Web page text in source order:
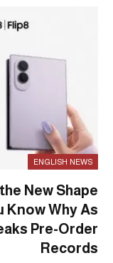
ENGLISH NEWS
New Shape
Know Why As
Pre-Order
Records